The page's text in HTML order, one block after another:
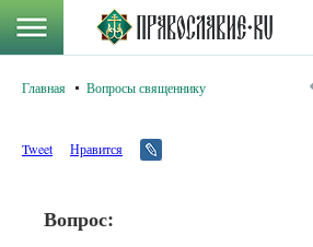
Главная Вопросы священнику
Tweet Нравится
Вопрос: